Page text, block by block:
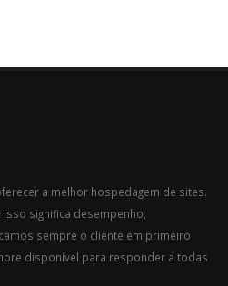
a melhor hospedagem de sites.
significa desempenho,
sempre o cliente em primeiro
disponível para responder a todas